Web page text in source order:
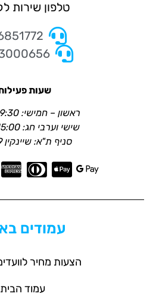
טלפון שירות
שעות
ראשון – חמישי: 09:00-19:30
שישי וערבי חג: 09:00-15:00
סניף ת"א: שיינקין 59 ת"א
עמודים
הצעות מחיר
עמוד הבית